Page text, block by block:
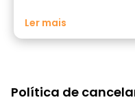
informações.
Ler mais
Política de